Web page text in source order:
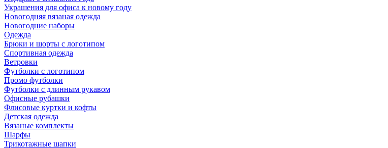
Украшения для офиса к новому году
Новогодняя вязаная одежда
Новогодние наборы
Одежда
Брюки и шорты с логотипом
Спортивная одежда
Ветровки
Футболки с логотипом
Промо футболки
Футболки с длинным рукавом
Офисные рубашки
Флисовые куртки и кофты
Детская одежда
Вязаные комплекты
Шарфы
Трикотажные шапки